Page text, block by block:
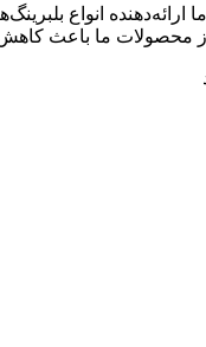
انواع
از محصولات ما باعث